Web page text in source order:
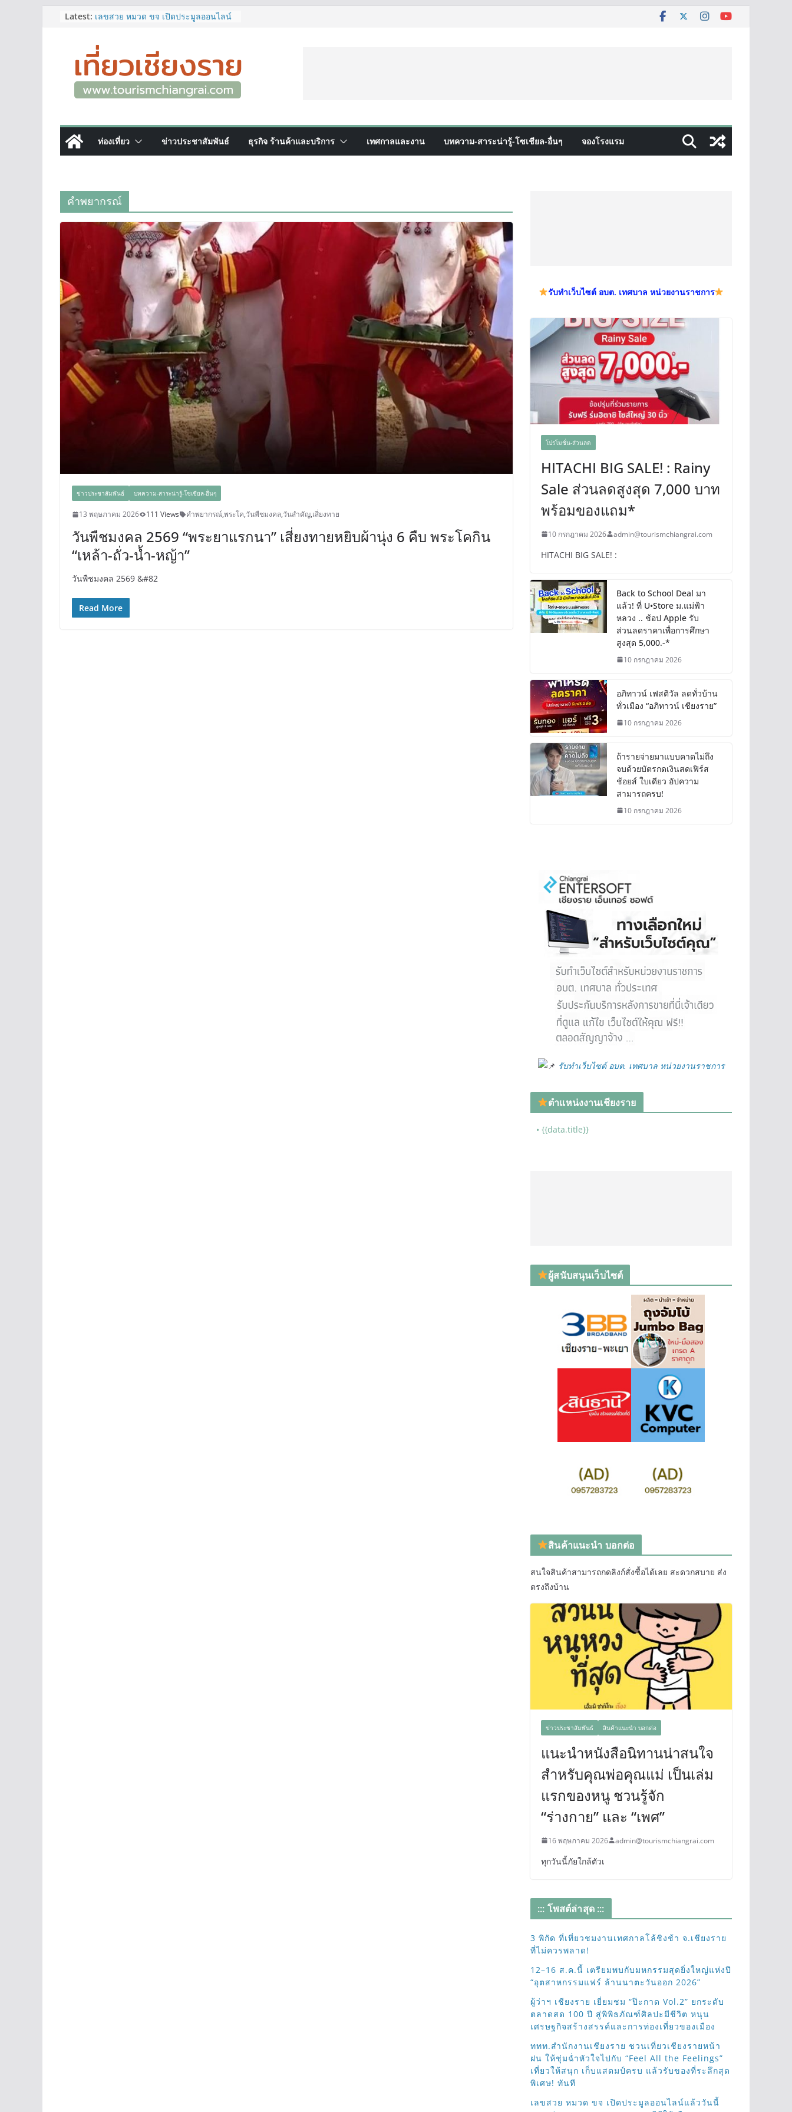
Latest: เชียงรายหน้าฝน ให้ชุ่มฉ่ำหัวใจไปกับ
พิเศษ! ทันที
เลขสวย หมวด ขจ เปิดประมูลออนไลน์
แล้ววันนี้ เลขเด่น เลขมงคล ความหมาย
ดีมีให้เลือกหลากหลายทั้ง 301 หมายเลข
3 พิกัด ที่เที่ยวชมงานเทศกาลโล้ชิงช้า
12–16 ส.ค.นี้ เตรียมพบกับมหกรรมสุด
ยิ่งใหญ่แห่งปี “อุตสาหกรรมแฟร์ ล้านนา
ตะวันออก 2026”
ผู้ว่าฯ เชียงราย เยี่ยมชม “ป๊ะกาด Vol.2”
และการท่องเที่ยวของเมือง
ท่องเที่ยว ข่าวประชาสัมพันธ์ ธุรกิจ ร้านค้าและบริการ เทศกาลและงาน บทความ-สาระน่ารู้-โซเชียล-อื่นๆ จองโรงแรม
คำพยากรณ์
ข่าวประชาสัมพันธ์ บทความ-สาระน่ารู้-โซเชียล-อื่นๆ
13 พฤษภาคม 2026 111 Views คำพยากรณ์,พระโค,วันพืชมงคล,วันสำคัญ,เสี่ยงทาย
วันพืชมงคล 2569 “พระยาแรกนา” เสี่ยงทายหยิบผ้านุ่ง 6 คืบ พระโคกิน
“เหล้า-ถั่ว-น้ำ-หญ้า”
วันพืชมงคล 2569 &#82
Read More
รับทำเว็บไซต์ อบต. เทศบาล หน่วยงานราชการ
โปรโมชั่น-ส่วนลด
HITACHI BIG SALE! : Rainy
Sale ส่วนลดสูงสุด 7,000 บาท
พร้อมของแถม*
10 กรกฎาคม 2026 admin@tourismchiangrai.com
HITACHI BIG SALE! :
Back to School Deal มา
แล้ว! ที่ U•Store ม.แม่ฟ้า
หลวง .. ช้อป Apple รับ
ส่วนลดราคาเพื่อการศึกษา
สูงสุด 5,000.-*
10 กรกฎาคม 2026
อภิทาวน์ เฟสติวัล ลดทั่วบ้าน
ทั่วเมือง “อภิทาวน์ เชียงราย”
10 กรกฎาคม 2026
ถ้ารายจ่ายมาแบบคาดไม่ถึง
จบด้วยบัตรกดเงินสดเฟิร์ส
ช้อยส์ ใบเดียว อัปความ
สามารถครบ!
10 กรกฎาคม 2026
รับทำเว็บไซต์ อบต. เทศบาล หน่วยงานราชการ
ตำแหน่งงานเชียงราย
• {{data.title}}
ผู้สนับสนุนเว็บไซต์
สินค้าแนะนำ บอกต่อ
สนใจสินค้าสามารถกดลิงก์สั่งซื้อได้เลย สะดวกสบาย ส่ง
ตรงถึงบ้าน
ข่าวประชาสัมพันธ์ สินค้าแนะนำ บอกต่อ
แนะนำหนังสือนิทานน่าสนใจ
สำหรับคุณพ่อคุณแม่ เป็นเล่ม
แรกของหนู ชวนรู้จัก
“ร่างกาย” และ “เพศ”
16 พฤษภาคม 2026 admin@tourismchiangrai.com
ทุกวันนี้ภัยใกล้ตัวเ
::: โพสต์ล่าสุด :::
3 พิกัด ที่เที่ยวชมงานเทศกาลโล้ชิงช้า จ.เชียงราย
ที่ไม่ควรพลาด!
12–16 ส.ค.นี้ เตรียมพบกับมหกรรมสุดยิ่งใหญ่แห่งปี
“อุตสาหกรรมแฟร์ ล้านนาตะวันออก 2026”
ผู้ว่าฯ เชียงราย เยี่ยมชม “ป๊ะกาด Vol.2” ยกระดับ
ตลาดสด 100 ปี สู่พิพิธภัณฑ์ศิลปะมีชีวิต หนุน
เศรษฐกิจสร้างสรรค์และการท่องเที่ยวของเมือง
ททท.สำนักงานเชียงราย ชวนเที่ยวเชียงรายหน้า
ฝน ให้ชุ่มฉ่ำหัวใจไปกับ “Feel All the Feelings”
เที่ยวให้สนุก เก็บแสตมป์ครบ แล้วรับของที่ระลึกสุด
พิเศษ! ทันที
เลขสวย หมวด ขจ เปิดประมูลออนไลน์แล้ววันนี้